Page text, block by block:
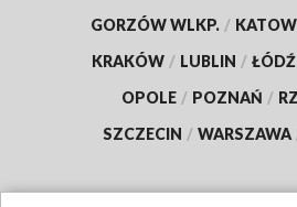
GORZÓW WLKP. /
KRAKÓW / LUBLIN / ŁÓDŹ
OPOLE / POZNAŃ /
SZCZECIN / WARSZAWA